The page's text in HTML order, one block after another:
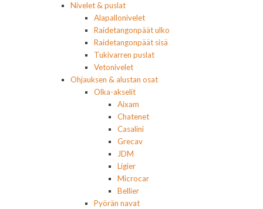
Nivelet & puslat
Alapallonivelet
Raidetangonpäät ulko
Raidetangonpäät sisä
Tukivarren puslat
Vetonivelet
Ohjauksen & alustan osat
Olka-akselit
Aixam
Chatenet
Casalini
Grecav
JDM
Ligier
Microcar
Bellier
Pyörän navat